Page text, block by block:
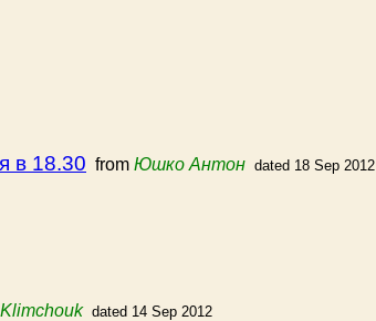
в 18.30 from Юшко Антон dated 18 Sep 2012
dated 14 Sep 2012